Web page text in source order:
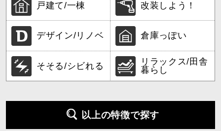
戸建て/一棟 改装しよう！
デザイン/リノベ 倉庫っぽい
そそる/シビれる
リラックス/田舎
暮らし
以上の特徴で探す